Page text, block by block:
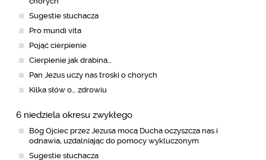
Sugestie słuchacza
Pro mundi vita
Pojąć cierpienie
Cierpienie jak drabina…
Pan Jezus uczy nas troski o chorych
Kilka słów o… zdrowiu
6 niedziela okresu zwykłego
Bóg Ojciec przez Jezusa mocą Ducha oczyszcza nas i
odnawia, uzdalniając do pomocy wykluczonym
Sugestie słuchacza